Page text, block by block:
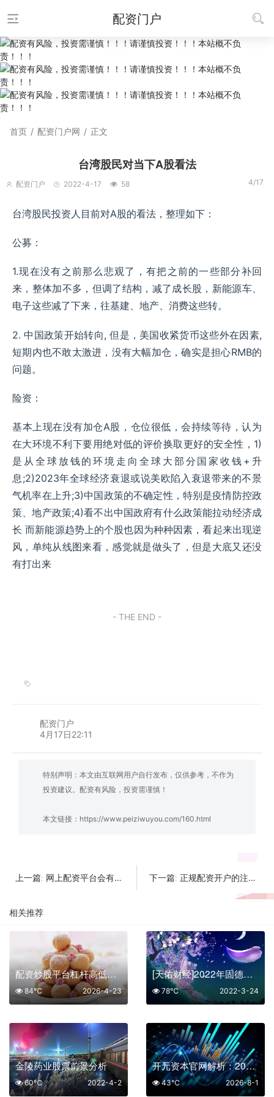
配资门户
首页 / 配资门户网 / 正文
台湾股民对当下A股看法
配资门户 2022-4-17 58 4/17
台湾股民投资人目前对A股的看法，整理如下：
公募：
1.现在没有之前那么悲观了，有把之前的一些部分补回
来，整体加不多，但调了结构，减了成长股，新能源车、
电子这些减了下来，往基建、地产、消费这些转。
2. 中国政策开始转向, 但是，美国收紧货币这些外在因素,
短期内也不敢太激进，没有大幅加仓，确实是担心RMB的
问题。
险资：
基本上现在没有加仓A股，仓位很低，会持续等待，认为
在大环境不利下要用绝对低的评价换取更好的安全性，1)
是从全球放钱的环境走向全球大部分国家收钱+升
息;2)2023年全球经济衰退或说美欧陷入衰退带来的不景
气机率在上升;3)中国政策的不确定性，特别是疫情防控政
策、地产政策;4)看不出中国政府有什么政策能拉动经济成
长 而新能源趋势上的个股也因为种种因素，看起来出现逆
风，单纯从线图来看，感觉就是做头了，但是大底又还没
有打出来
- THE END -
配资门户
4月17日22:11
特别声明：本文由互联网用户自行发布，仅供参考，不作为
投资建议。配资有风险，投资需谨慎！
本文链接： https://www.peiziwuyou.com/160.html
上一篇: 网上配资平台会有风险吗 下一篇: 正规配资开户的注意事项
相关推荐
配资炒股平台杠杆高低与资金成本的关系
2026-4-23
84℃
[天佑财经]2022年固德威股票市值分析
2022-3-24
78℃
金陵药业股票前景分析
2022-4-2
60℃
开元资本官网解析：2026年投资新风向下的五大优选平台
2026-8-1
43℃